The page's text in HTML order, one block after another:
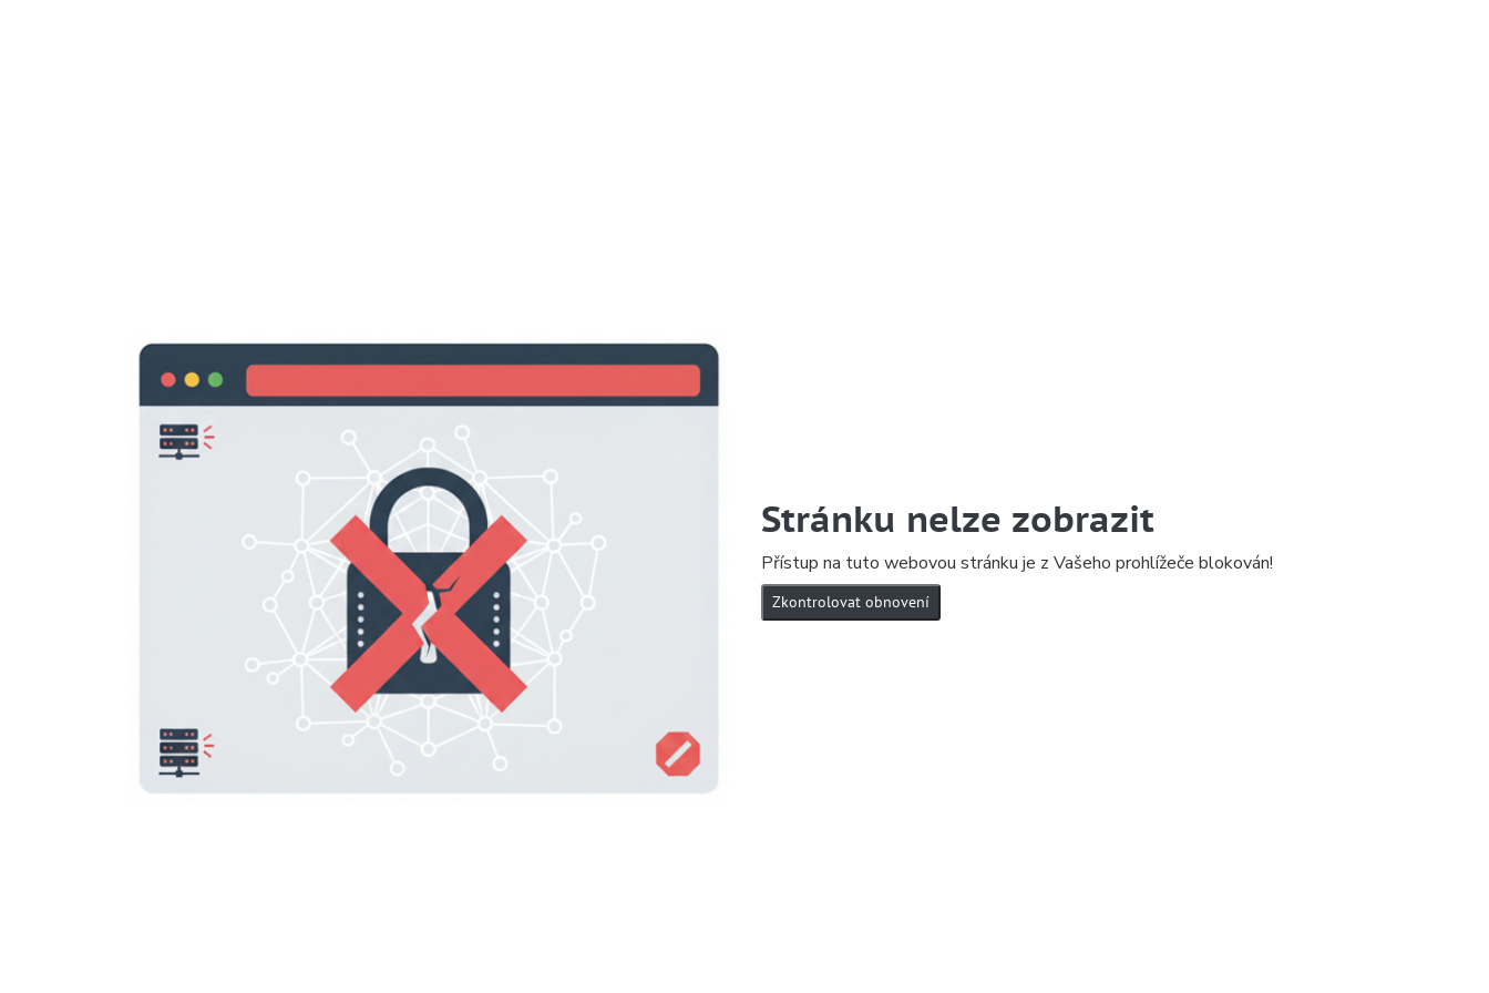
Stránku nelze zobrazit
Přístup na tuto webovou stránku je z Vašeho prohlížeče blokován!
Zkontrolovat obnovení